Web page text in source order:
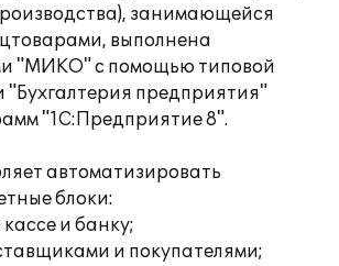
занимающейся
выполнена
"МИКО" с помощью типовой
предприятия"
"1С:Предприятие 8".
автоматизировать
блоки:
и банку;
и покупателями;